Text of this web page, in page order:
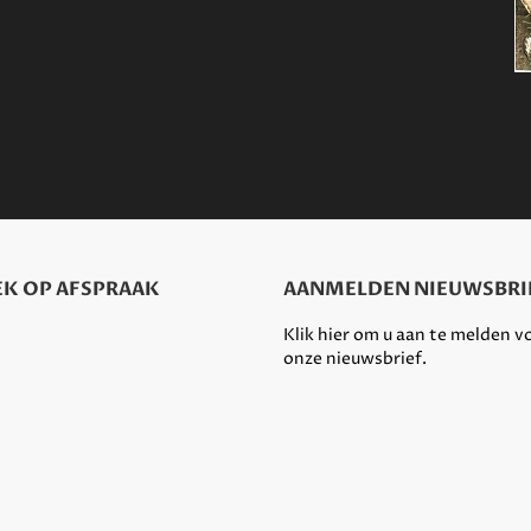
OP AFSPRAAK AANMELDEN
Klik hier om u aan te melden
onze nieuwsbrief.